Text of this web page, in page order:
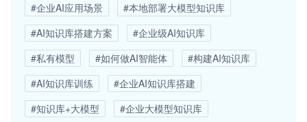
#企业AI应用场景
#本地部署大模型知识库
#AI知识库搭建方案
#企业级AI知识库
#私有模型
#如何做AI智能体
#构建AI知识库
#AI知识库训练
#企业AI知识库搭建
#知识库+大模型
#企业大模型知识库